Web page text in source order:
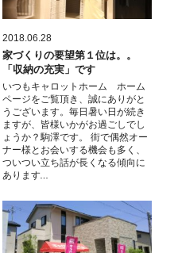
2018.06.28
家づくりの要望第１位は。。
「収納の充実」です
いつもキャロットホーム ホーム
ページをご覧頂き、誠にありがと
うございます。毎日暑い日が続き
ますが、皆様いかがお過ごしでし
ょうか？駒澤です。 街で偶然オー
ナー様とお会いする機会も多く、
ついつい立ち話が長くなる傾向に
あります…